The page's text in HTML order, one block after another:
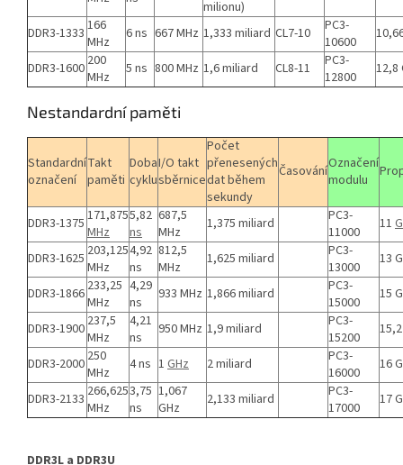
milionu)
DDR3-1333 166
MHz
6 ns 667 MHz 1,333 miliard CL7-10
PC3-
10600
DDR3-1600 200
MHz
5 ns 800 MHz 1,6 miliard CL8-11
PC3-
12800
12,8
Nestandardní paměti
Standardní
označení
Takt
paměti
Doba
cyklu
I/O takt
sběrnice
Počet
přenesených
dat během
sekundy
ČasováníOznačení
modulu
DDR3-1375 171,875
MHz
5,82
ns
687,5
MHz
1,375 miliard
PC3-
11000
11
DDR3-1625 203,125
MHz
4,92
ns
812,5
MHz
1,625 miliard
PC3-
13000
13
DDR3-1866 233,25
MHz
4,29
ns
933 MHz 1,866 miliard
PC3-
15000
15
DDR3-1900 237,5
MHz
4,21
ns
950 MHz 1,9 miliard
PC3-
15200
DDR3-2000 250
MHz
4 ns 1 GHz 2 miliard
PC3-
16000
16
DDR3-2133 266,625
MHz
3,75
ns
1,067
GHz
2,133 miliard
PC3-
17000
17
DDR3L a DDR3U